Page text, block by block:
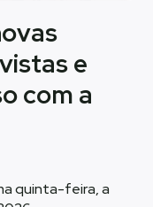
e
com a
quinta-feira, a